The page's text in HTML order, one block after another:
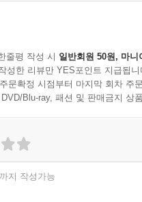
줄평 작성 시 일반회원 50원, 마니
성한 리뷰만 YES포인트 지급됩니
문확정 시점부터 마지막 회차 주
Blu-ray, 패션 및 판매금지 상
지 작성가능